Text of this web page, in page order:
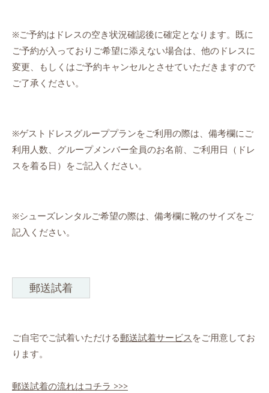
※ご予約はドレスの空き状況確認後に確定となります。既に
ご予約が入っておりご希望に添えない場合は、他のドレスに
変更、もしくはご予約キャンセルとさせていただきますので
ご了承ください。
※ゲストドレスグループプランをご利用の際は、備考欄にご
利用人数、グループメンバー全員のお名前、ご利用日（ドレ
スを着る日）をご記入ください。
※シューズレンタルご希望の際は、備考欄に靴のサイズをご
記入ください。
郵送試着
ご自宅でご試着いただける郵送試着サービス をご用意してお
ります。
郵送試着の流れはコチラ >>>